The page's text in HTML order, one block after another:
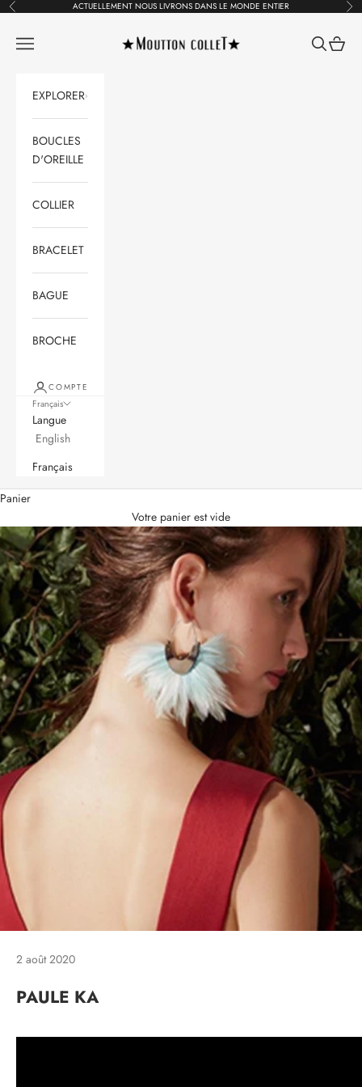
Passer au contenu
Précédent ACTUELLEMENT NOUS LIVRONS DANS LE MONDE ENTIER
Moutton colleT Jewellery
Ouvrir la navigation Ouvrir la
Voir
EXPLORER
BOUCLES
D'OREILLE
COLLIER
BRACELET
BAGUE
BROCHE
COMPTE
Français
Langue
English
Français
Panier
Votre panier est vide
2 août 2020
PAULE KA